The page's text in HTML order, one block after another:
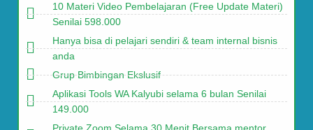
10 Materi Video Pembelajaran (Free Update Materi)
Senilai 598.000
Hanya bisa di pelajari sendiri & team internal bisnis
anda
Grup Bimbingan Ekslusif
Aplikasi Tools WA Kalyubi selama 6 bulan Senilai
149.000